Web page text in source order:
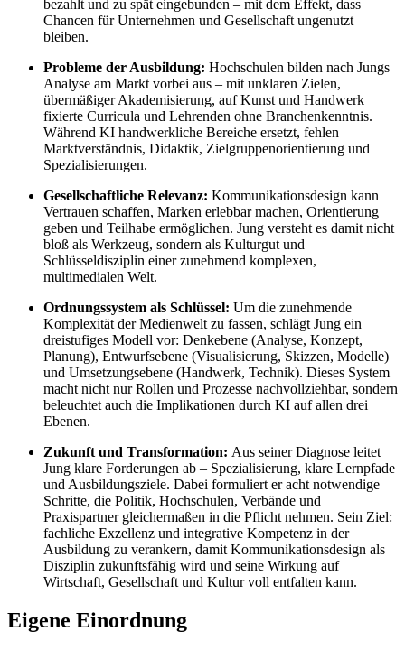
bezahlt und zu spät eingebunden – mit dem Effekt, dass
Chancen für Unternehmen und Gesellschaft ungenutzt
bleiben.
Probleme der Ausbildung: Hochschulen bilden nach Jungs
Analyse am Markt vorbei aus – mit unklaren Zielen,
übermäßiger Akademisierung, auf Kunst und Handwerk
fixierte Curricula und Lehrenden ohne Branchenkenntnis.
Während KI handwerkliche Bereiche ersetzt, fehlen
Marktverständnis, Didaktik, Zielgruppenorientierung und
Spezialisierungen.
Gesellschaftliche Relevanz: Kommunikationsdesign kann
Vertrauen schaffen, Marken erlebbar machen, Orientierung
geben und Teilhabe ermöglichen. Jung versteht es damit nicht
bloß als Werkzeug, sondern als Kulturgut und
Schlüsseldisziplin einer zunehmend komplexen,
multimedialen Welt.
Ordnungssystem als Schlüssel: Um die zunehmende
Komplexität der Medienwelt zu fassen, schlägt Jung ein
dreistufiges Modell vor: Denkebene (Analyse, Konzept,
Planung), Entwurfsebene (Visualisierung, Skizzen, Modelle)
und Umsetzungsebene (Handwerk, Technik). Dieses System
macht nicht nur Rollen und Prozesse nachvollziehbar, sondern
beleuchtet auch die Implikationen durch KI auf allen drei
Ebenen.
Zukunft und Transformation: Aus seiner Diagnose leitet
Jung klare Forderungen ab – Spezialisierung, klare Lernpfade
und Ausbildungsziele. Dabei formuliert er acht notwendige
Schritte, die Politik, Hochschulen, Verbände und
Praxispartner gleichermaßen in die Pflicht nehmen. Sein Ziel:
fachliche Exzellenz und integrative Kompetenz in der
Ausbildung zu verankern, damit Kommunikationsdesign als
Disziplin zukunftsfähig wird und seine Wirkung auf
Wirtschaft, Gesellschaft und Kultur voll entfalten kann.
Eigene Einordnung